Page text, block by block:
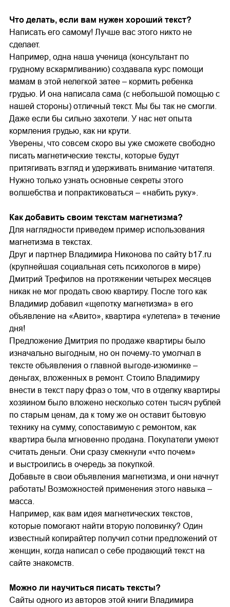
Что делать, если вам нужен хороший текст?
Написать его самому! Лучше вас этого никто не
сделает.
Например, одна наша ученица (консультант по
грудному вскармливанию) создавала курс помощи
мамам в этой нелегкой затее – кормить ребенка
грудью. И она написала сама (с небольшой помощью с
нашей стороны) отличный текст. Мы бы так не смогли.
Даже если бы сильно захотели. У нас нет опыта
кормления грудью, как ни крути.
Уверены, что совсем скоро вы уже сможете свободно
писать магнетические тексты, которые будут
притягивать взгляд и удерживать внимание читателя.
Нужно только узнать основные секреты этого
волшебства и попрактиковаться – «набить руку».
Как добавить своим текстам магнетизма?
Для наглядности приведем пример использования
магнетизма в текстах.
Друг и партнер Владимира Никонова по сайту b17.ru
(крупнейшая социальная сеть психологов в мире)
Дмитрий Трефилов на протяжении четырех месяцев
никак не мог продать свою квартиру. После того как
Владимир добавил «щепотку магнетизма» в его
объявление на «Авито», квартира «улетела» в течение
дня!
Предложение Дмитрия по продаже квартиры было
изначально выгодным, но он почему-то умолчал в
тексте объявления о главной выгоде-изюминке –
деньгах, вложенных в ремонт. Стоило Владимиру
внести в текст пару фраз о том, что в отделку квартиры
хозяином было вложено несколько сотен тысяч рублей
по старым ценам, да к тому же он оставит бытовую
технику на сумму, сопоставимую с ремонтом, как
квартира была мгновенно продана. Покупатели умеют
считать деньги. Они сразу смекнули «что почем»
и выстроились в очередь за покупкой.
Добавьте в свои объявления магнетизма, и они начнут
работать! Возможностей применения этого навыка –
масса.
Например, как вам идея магнетических текстов,
которые помогают найти вторую половинку? Один
известный копирайтер получил сотни предложений от
женщин, когда написал о себе продающий текст на
сайте знакомств.
Можно ли научиться писать тексты?
Сайты одного из авторов этой книги Владимира